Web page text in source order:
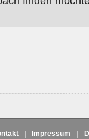
Impressum